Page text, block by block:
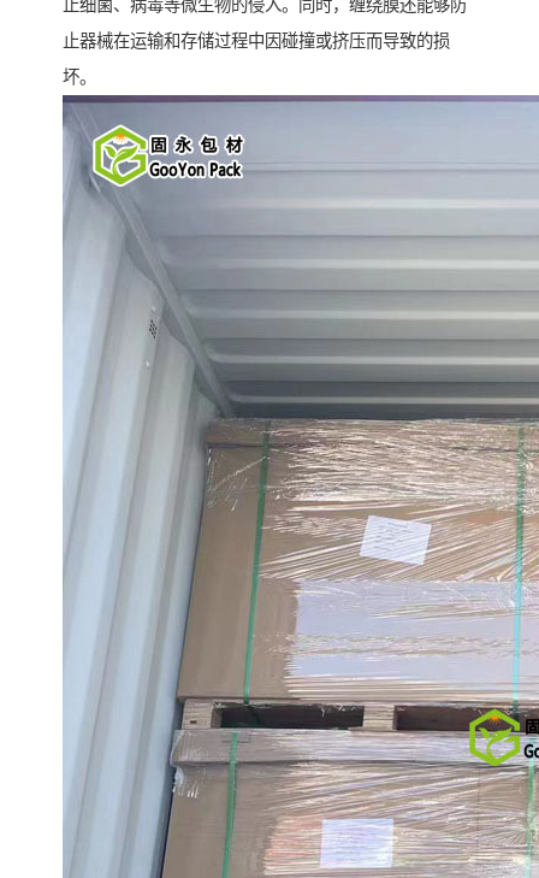
止细菌、病毒等微生物的侵入。同时，缠绕膜还能够防
止器械在运输和存储过程中因碰撞或挤压而导致的损
坏。